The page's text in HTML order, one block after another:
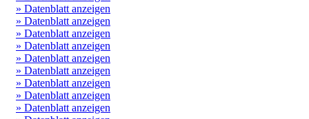
» Datenblatt anzeigen
» Datenblatt anzeigen
» Datenblatt anzeigen
» Datenblatt anzeigen
» Datenblatt anzeigen
» Datenblatt anzeigen
» Datenblatt anzeigen
» Datenblatt anzeigen
» Datenblatt anzeigen